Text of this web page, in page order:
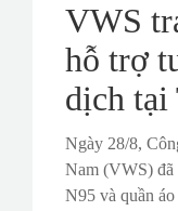
VWS
hỗ trợ
dịch
Ngày 28/8,
Nam (VWS) đã
N95 và quần